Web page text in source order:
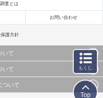
査とは
お問い合わせ
護方針
いて
、画像データ等）及びこれらの配置・
二次利用を行うことは固く禁じており
いて
が提出された見解・感想です。
ついて
もくじ
Top